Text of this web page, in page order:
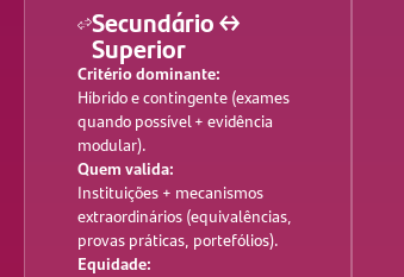
Secundário ↔
Superior
Critério dominante:
Híbrido e contingente (exames
quando possível + evidência
modular).
Quem valida:
Instituições + mecanismos
extraordinários (equivalências,
provas práticas, portefólios).
Equidade: